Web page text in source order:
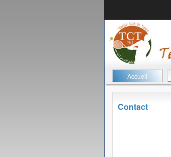
Accueil
Contact